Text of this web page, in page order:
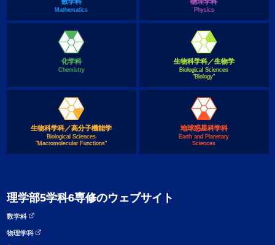
数学科
Mathematics
物理学科
Physics
化学科
Chemistry
生物科学科／生物学
Biological Sciences
"Biology"
生物科学科／高分子機能学
Biological Sciences
"Macromolecular Functions"
地球惑星科学科
Earth and Planetary
Sciences
理学部5学科6専修のウェブサイト
数学科
物理学科